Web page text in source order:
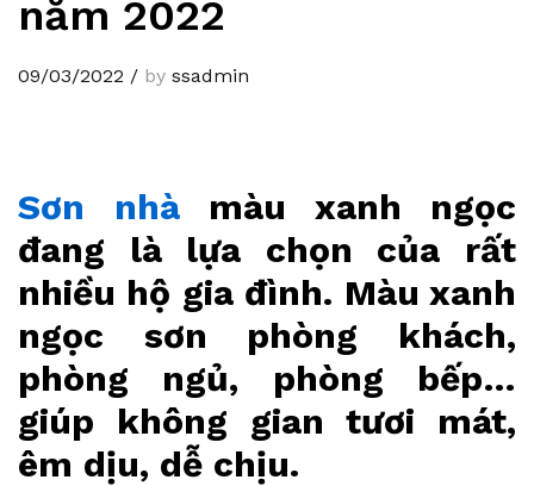
năm 2022
09/03/2022 / by ssadmin
Sơn nhàmàu xanh ngọc
đang là lựa chọn của rất
nhiều hộ gia đình. Màu xanh
ngọc sơn phòng khách,
phòng ngủ, phòng bếp…
giúp không gian tươi mát,
êm dịu, dễ chịu.